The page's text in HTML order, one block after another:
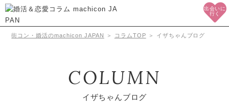
出会いに
行く
街コン・婚活のmachicon JAPAN ＞ コラムTOP ＞ イザちゃんブログ
COLUMN
イザちゃんブログ